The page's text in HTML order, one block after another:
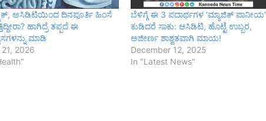
ಅಸಿಡಿಟಿಯಿಂದ ದಿನಪೂರ್ತಿ ಹಿಂಸೆ
ಹಾಗಿದ್ರೆ ತಪ್ಪದೆ ಈ
ಮಾಡಿ
2026
ಬೆಳಿಗ್ಗೆ ಈ 3 ಪದಾರ್ಥಗಳ ‘ಮ್ಯಾಜಿಕ್ ಪಾನೀಯ’
ಕುಡಿದರೆ ಸಾಕು: ಆಸಿಡಿಟಿ, ಹೊಟ್ಟೆ ಉಬ್ಬರ,
ಅಜೀರ್ಣ ಶಾಶ್ವತವಾಗಿ ಮಾಯ!
December 12, 2025
In "Latest News"